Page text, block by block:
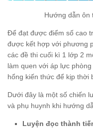
Hướng dẫn ôn
Để đạt được điểm số cao
được kết hợp với phương
các đề thi cuối kì 1 lớp 2
làm quen với áp lực
hổng kiến thức để kịp thời
Dưới đây là một số chiến
và phụ huynh khi hướng
Luyện đọc thành